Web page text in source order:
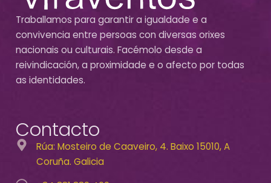
Traballamos para garantir a igualdade e a
convivencia entre persoas con diversas orixes
nacionais ou culturais. Facémolo desde a
reivindicación, a proximidade e o afecto por todas
as identidades.
Contacto
Rúa: Mosteiro de Caaveiro, 4. Baixo 15010, A
Coruña. Galicia